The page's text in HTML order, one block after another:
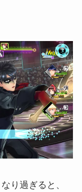
り過ぎると、